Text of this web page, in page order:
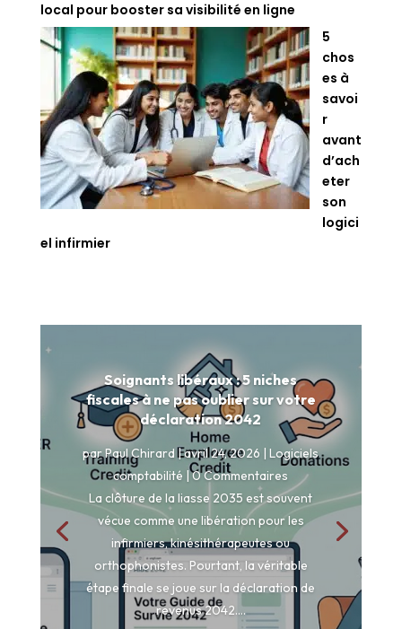
local pour booster sa visibilité en ligne
5
chos
es à
savoi
r
avant
d’ach
eter
son
logici
el infirmier
Soignants libéraux : 5 niches
fiscales à ne pas oublier sur votre
déclaration 2042
parPaul Chirard |avril 24, 2026 |Logiciels
comptabilité | 0 Commentaires
La clôture de la liasse 2035 est souvent
vécue comme une libération pour les
infirmiers, kinésithérapeutes ou
orthophonistes. Pourtant, la véritable
étape finale se joue sur la déclaration de
revenus 2042....